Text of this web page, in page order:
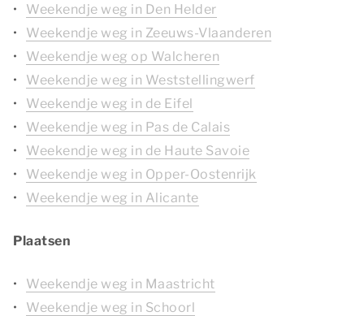
Weekendje weg in Den Helder
Weekendje weg in Zeeuws-Vlaanderen
Weekendje weg op Walcheren
Weekendje weg in Weststellingwerf
Weekendje weg in de Eifel
Weekendje weg in Pas de Calais
Weekendje weg in de Haute Savoie
Weekendje weg in Opper-Oostenrijk
Weekendje weg in Alicante
Plaatsen
Weekendje weg in Maastricht
Weekendje weg in Schoorl